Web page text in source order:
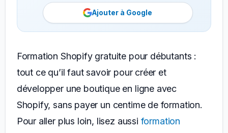
Ajouter à Google
Formation Shopify gratuite pour débutants :
tout ce qu’il faut savoir pour créer et
développer une boutique en ligne avec
Shopify, sans payer un centime de formation.
Pour aller plus loin, lisez aussi formation